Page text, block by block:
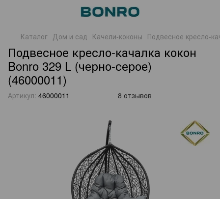
Каталог Дом и сад Качели-коконы Подвесное кресло-
Подвесное кресло-качалка кокон
Bonro 329 L (черно-серое)
(46000011)
Артикул: 46000011 8 отзывов